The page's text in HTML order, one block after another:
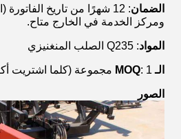
الضمان
: 12 شهرًا من تاريخ
ومركز الخدمة في الخارج متاح.
المواد: Q235 الصلب المنغنيزي
الـ MOQ : 1 مجموعة (كلما اشتريت أكثر، كلما كان رخيصا)
الصور